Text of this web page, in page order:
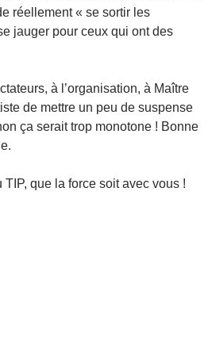
réellement « se sortir les
jauger pour ceux qui ont des
à l’organisation, à Maître
de mettre un peu de suspense
ça serait trop monotone ! Bonne
TIP, que la force soit avec vous !